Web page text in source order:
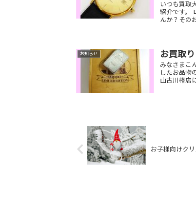
いつも買取
紹介です。
んか？その
お知らせ お買取
みなさまこ
したお品物
山古川椿店
お子様向けク